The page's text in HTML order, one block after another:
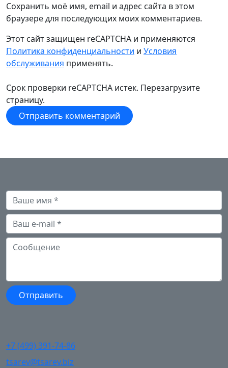
Сохранить моё имя, email и адрес сайта в этом
браузере для последующих моих комментариев.
Этот сайт защищен reCAPTCHA и применяются
Политика конфиденциальности и Условия
обслуживания применять.
Срок проверки reCAPTCHA истек. Перезагрузите
страницу.
+7 (499) 391-74-86
tsarev@tsarev.biz